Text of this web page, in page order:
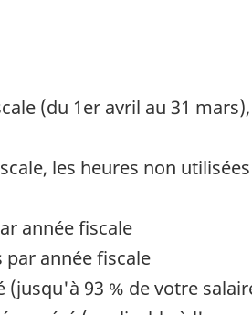
(du 1er avril au 31
les heures non
année fiscale
année fiscale
93 % de votre